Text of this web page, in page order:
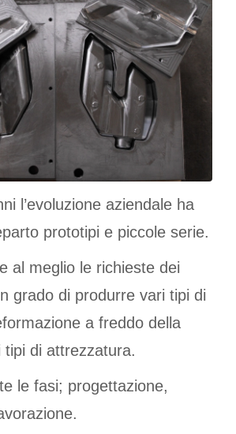
l’evoluzione aziendale ha
prototipi e piccole serie.
al meglio le richieste dei
grado di produrre vari tipi di
a freddo della
tipi di attrezzatura.
le fasi; progettazione,